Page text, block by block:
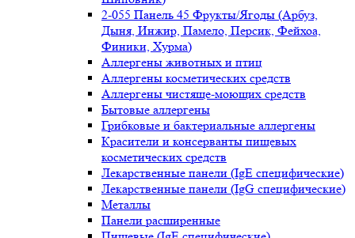
2-055 Панель 45 Фрукты/Ягоды (Арбуз,
Дыня, Инжир, Памело, Персик, Фейхоа,
Финики, Хурма)
Аллергены животных и птиц
Аллергены косметических средств
Аллергены чистяще-моющих средств
Бытовые аллергены
Грибковые и бактериальные аллергены
Красители и консерванты пищевых
косметических средств
Лекарственные панели (IgE специфические)
Лекарственные панели (IgG специфические)
Металлы
Панели расширенные